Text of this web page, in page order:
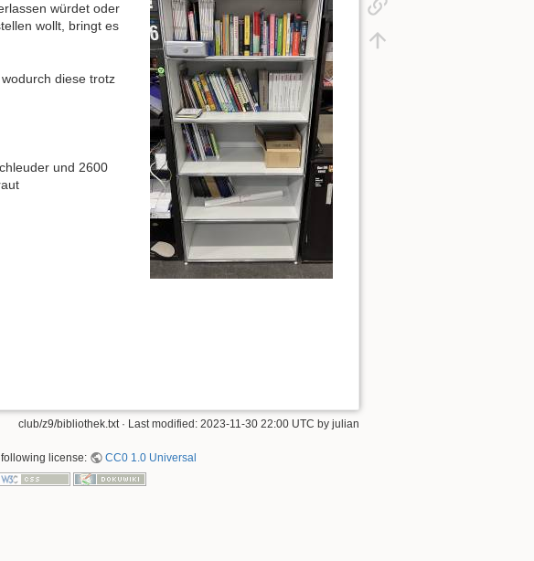
würdet oder
wollt, bringt es
diese trotz
und 2600
club/z9/bibliothek.txt· Last modified: 2023-11-30 22:00 UTC by julian
license: CC0 1.0 Universal